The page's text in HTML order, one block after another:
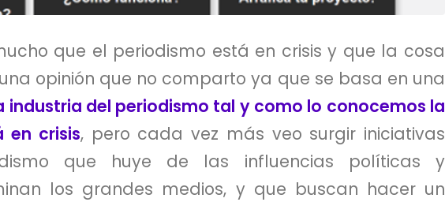
que el periodismo está en crisis y que la cosa
opinión que no comparto ya que se basa en una
industria del periodismo tal y como lo conocemos la
en crisis, pero cada vez más veo surgir iniciativas
que huye de las influencias políticas y
los grandes medios, y que buscan hacer un